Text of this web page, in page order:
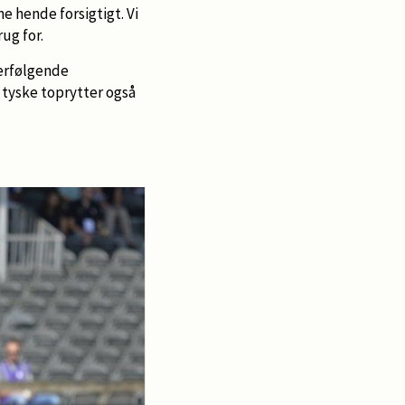
hende forsigtigt. Vi
for.
tyske toprytter også